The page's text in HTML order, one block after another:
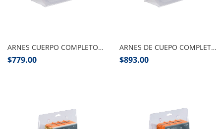
ARNES CUERPO COMPLETO 3 ANILLOS PZA
$779.00
ARNES DE CUEPO COMPLETO 5 ANILLOS PZA
$893.00